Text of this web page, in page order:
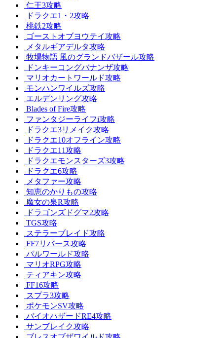
仁王3攻略
ドラクエ1・2攻略
桃鉄2攻略
ゴーストオブヨウテイ攻略
メタルギアデルタ攻略
牧場物語 風のグランドバザール攻略
ドンキーコングバナンザ攻略
マリオカートワールド攻略
モンハンワイルズ攻略
エルデンリング攻略
Blades of Fire攻略
ファンタジーライフi攻略
ドラクエ3リメイク攻略
ドラクエ10オフライン攻略
ドラクエ11攻略
ドラクエモンスターズ3攻略
ドラクエ6攻略
メタファー攻略
知恵のかりもの攻略
魔女の泉R攻略
ドラゴンズドグマ2攻略
TGS攻略
ステラーブレイド攻略
FF7リバース攻略
パルワールド攻略
マリオRPG攻略
ティアキン攻略
FF16攻略
スプラ3攻略
ポケモンSV攻略
バイオハザードRE4攻略
サンブレイク攻略